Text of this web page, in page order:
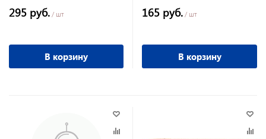
295 руб. / шт
В корзину
165 руб. / шт
В корзину